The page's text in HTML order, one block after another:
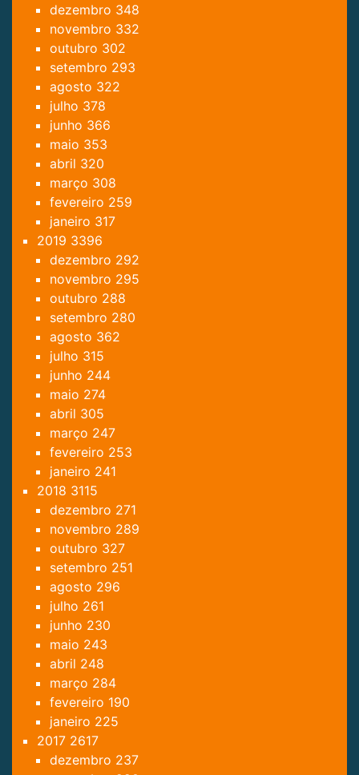
dezembro 348
novembro 332
outubro 302
setembro 293
agosto 322
julho 378
junho 366
maio 353
abril 320
março 308
fevereiro 259
janeiro 317
2019 3396
dezembro 292
novembro 295
outubro 288
setembro 280
agosto 362
julho 315
junho 244
maio 274
abril 305
março 247
fevereiro 253
janeiro 241
2018 3115
dezembro 271
novembro 289
outubro 327
setembro 251
agosto 296
julho 261
junho 230
maio 243
abril 248
março 284
fevereiro 190
janeiro 225
2017 2617
dezembro 237